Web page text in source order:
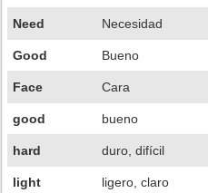
Need Necesidad
Good Bueno
Face Cara
good bueno
hard duro, difícil
light ligero, claro